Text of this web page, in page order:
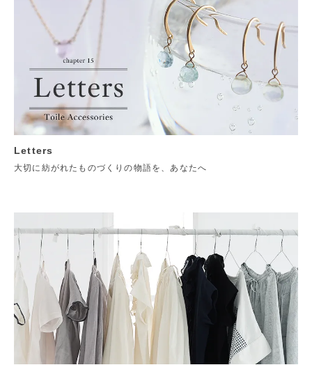
Letters
大切に紡がれたものづくりの物語を、あなたへ